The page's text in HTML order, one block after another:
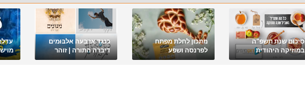
סיכום שנת תשפ"ה
במוזיקה היהודית
מתכון לחלת מפתח
לפרנסה ושפע
כנגד ארבעה אלבומים
דיברה התורה | זוהר
מלאכי